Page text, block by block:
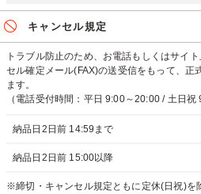
キャンセル規定
トラブル防止のため、お電話もしくはサイ
セル確定メール(FAX)の送受信をもって、正
ます。
（電話受付時間：平日 9:00～20:00 / 土日祝
納品日2日前 14:59まで
納品日2日前 15:00以降
※締切・キャンセル規定ともに定休(日祝)を